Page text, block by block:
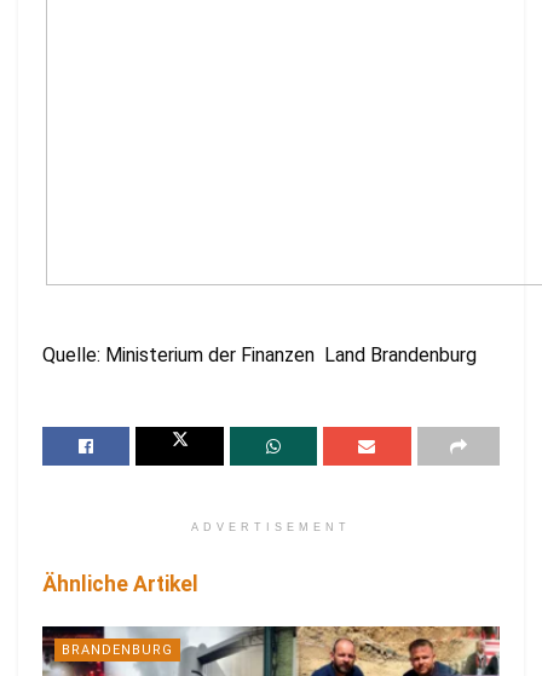
Quelle: Ministerium der Finanzen Land Brandenburg
ADVERTISEMENT
Ähnliche Artikel
BRANDENBURG